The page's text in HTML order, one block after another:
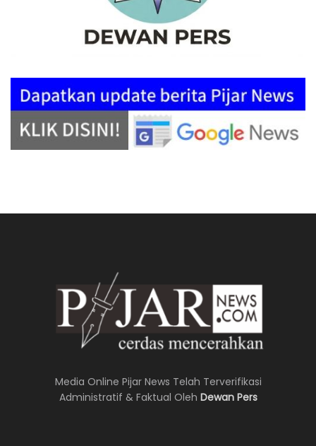
Media Online Pijar News Telah Terverifikasi
Administratif & Faktual Oleh Dewan Pers